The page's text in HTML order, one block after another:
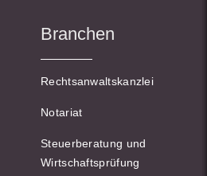
Branchen
Rechtsanwaltskanzlei
Notariat
Steuerberatung und
Wirtschaftsprüfung